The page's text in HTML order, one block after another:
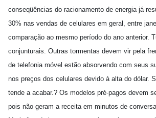
conseqüências do racionamento de energia já
30% nas vendas de celulares em geral, entre
comparação ao mesmo período do ano anterior.
conjunturais. Outras tormentas devem vir pela
de telefonia móvel estão absorvendo com seus
nos preços dos celulares devido à alta do dólar.
tende a acabar.? Os modelos pré-pagos devem
pois não geram a receita em minutos de